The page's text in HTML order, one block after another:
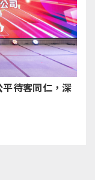
待客同仁，深